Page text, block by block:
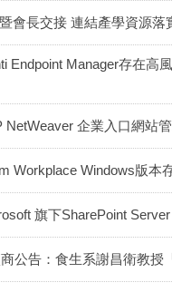
會長交接 連結產學資源落
Endpoint Manager存在
NetWeaver 企業入口網站
Workplace Windows版
旗下SharePoint
公告：食生系謝昌衛教授